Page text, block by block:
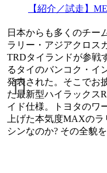
【紹介／試走】
国際
に、
てい
ンで
場し
ーレ
作り
なマ
日本からも多く
ラリー・アジア
TRDタイランド
るタイのバンコ
発表された。そ
た最新型ハイラ
イド仕様。トヨ
上げた本気度
シンなのか? その
<